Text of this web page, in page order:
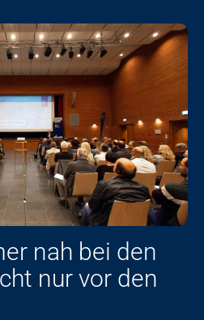
nah bei den
nur vor den